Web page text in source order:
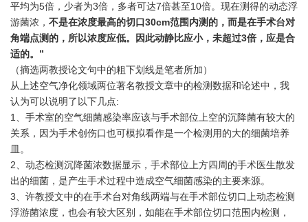
平均为5倍，少者为3倍，多者可达7倍甚至10倍。现在测得的动态浮
游菌浓， 不是在浓度最高的切口30cm范围内测的，而是在手术台对
角端点测的，所以浓度应低。因此动静比应小，未超过3倍，应是合
适的。”
（摘选两教授论文句中的粗下划线是笔者所加）
从上述空气净化领域两位著名教授文章中的检测数据和论述中，我
认为可以说明了以下几点:
1、手术室的空气细菌感染率应该与手术部位上空的沉降菌有较大的
关系，因为手术创伤口也可模拟看作是一个检测用的大的细菌培养
皿。
2、动态检测沉降菌浓数据显示，手术部位上方四周的手术医生散发
出的细菌，是产生手术过程中造成空气细菌感染的主要来源。
3、许教授文中的在手术台对角线两端与在手术部位切口上动态检测
浮游菌浓度，也会有较大区别，如能在手术部位切口范围内检测，